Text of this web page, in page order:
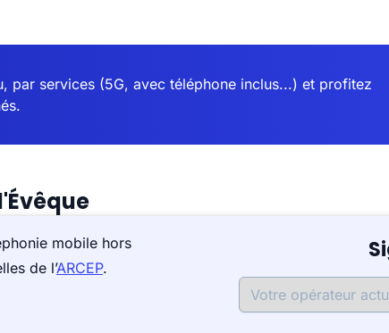
par services (5G, avec téléphone inclus...) et profitez
mobile hors
de l’ARCEP.